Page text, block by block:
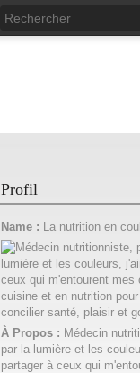
Profil
Name : La nutrition en
À Propos : Médecin
par la lumière et les
partager à ceux qui